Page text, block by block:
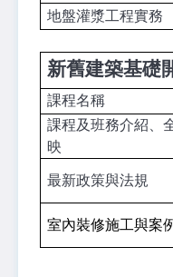
地盤灌漿工程實務
新舊建築基礎
課程名稱
課程及班務介紹、
映
最新政策與法規
室內裝修施工與案